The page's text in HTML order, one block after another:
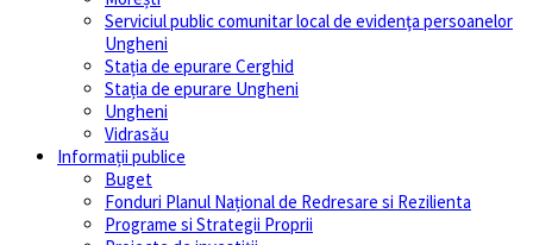
Serviciul public comunitar local de evidenţa persoanelor
Ungheni
Stația de epurare Cerghid
Stația de epurare Ungheni
Ungheni
Vidrasău
Informații publice
Buget
Fonduri Planul Național de Redresare si Rezilienta
Programe si Strategii Proprii